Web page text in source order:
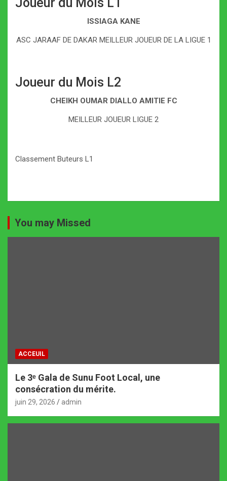
ISSIAGA KANE
ASC JARAAF DE DAKAR MEILLEUR JOUEUR DE LA LIGUE 1
Joueur du Mois L2
CHEIKH OUMAR DIALLO AMITIE FC
MEILLEUR JOUEUR LIGUE 2
Classement Buteurs L1
You may Missed
ACCEUIL
Le 3ᵉ Gala de Sunu Foot Local, une
consécration du mérite.
juin 29, 2026 admin